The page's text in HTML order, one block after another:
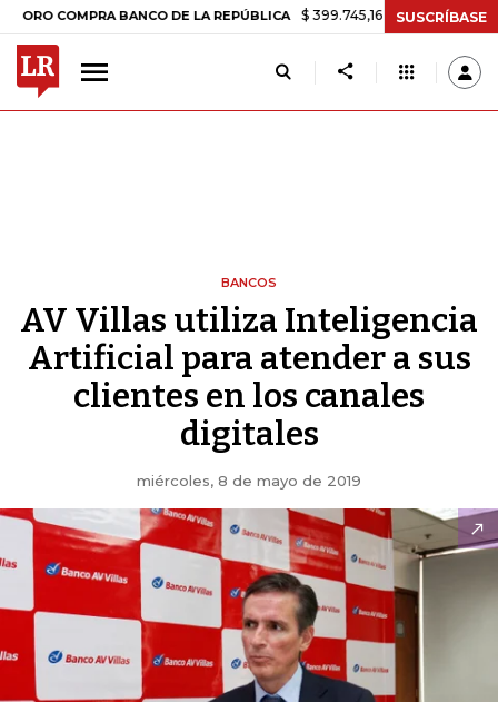
COMPRA BANCO DE LA REPÚBLICA $ 399.745,16 +$ 2.295,71 +0,58%
SUSCRÍBASE
BANCOS
AV Villas utiliza Inteligencia
Artificial para atender a sus
clientes en los canales
digitales
miércoles, 8 de mayo de 2019